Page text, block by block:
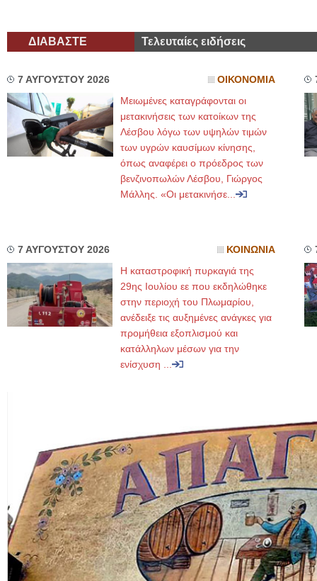
ΔΙΑΒΑΣΤΕ Τελευταίες ειδήσεις
7 ΑΥΓΟΥΣΤΟΥ 2026 ΟΙΚΟΝΟΜΙΑ
Μειωμένες καταγράφονται οι
μετακινήσεις των κατοίκων της
Λέσβου λόγω των υψηλών τιμών
των υγρών καυσίμων κίνησης,
όπως αναφέρει ο πρόεδρος των
βενζινοπωλών Λέσβου, Γιώργος
Μάλλης. «Οι μετακινήσε...
7 ΑΥΓΟΥΣΤΟΥ 2026 ΚΟΙΝΩΝΙΑ
Η καταστροφική πυρκαγιά της
29ης Ιουλίου εε που εκδηλώθηκε
στην περιοχή του Πλωμαρίου,
ανέδειξε τις αυξημένες ανάγκες για
προμήθεια εξοπλισμού και
κατάλληλων μέσων για την
ενίσχυση ...